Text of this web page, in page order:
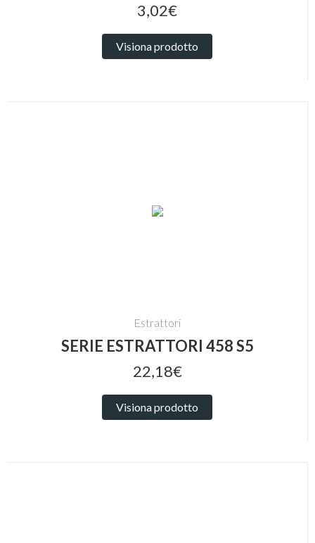
3,02€
Visiona prodotto
Estrattori
SERIE ESTRATTORI 458 S5
22,18€
Visiona prodotto